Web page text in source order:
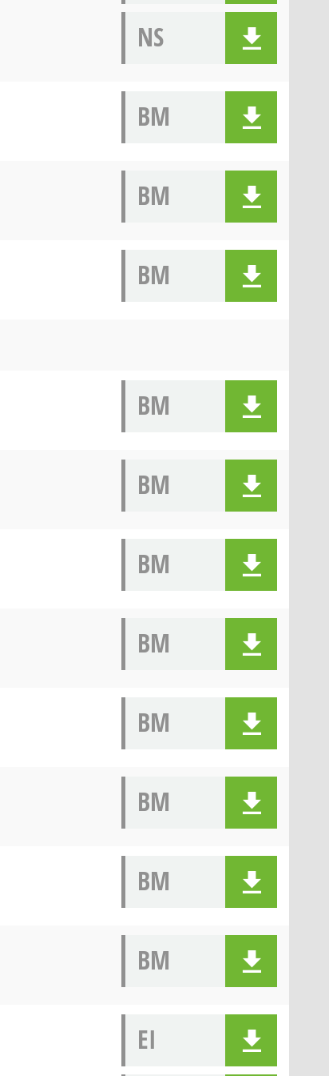
NS
BM
BM
BM
BM
BM
BM
BM
BM
BM
BM
BM
EI